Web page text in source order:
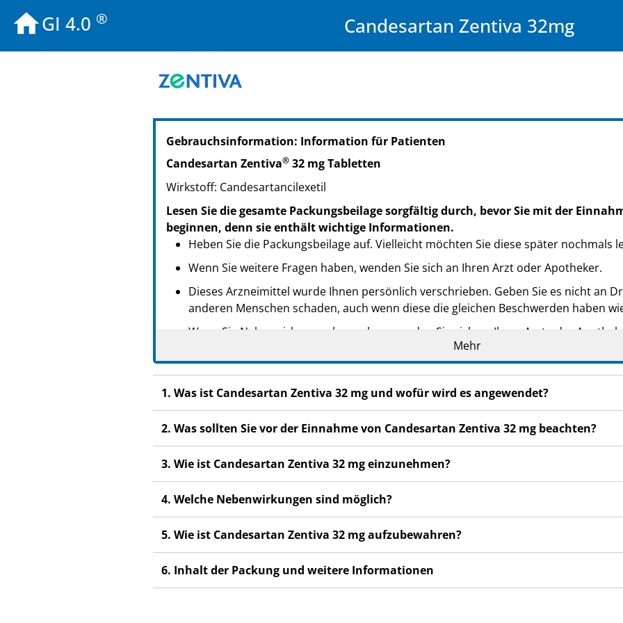
GI 4.0 ® Candesartan Zentiva 32mg
PZN: 09392289
PPN: 110939228969
NTIN: 04150093922898
PPN: 110939229535
NTIN: 04150093922959
PZN: 09392303
PPN: 110939230329
NTIN: 04150093923031
Gebrauchsinformation: Information für Patienten
Candesartan Zentiva® 32 mg Tabletten
Wirkstoff: Candesartancilexetil
Lesen Sie die gesamte Packungsbeilage sorgfältig durch, bevor Sie mit der
beginnen, denn sie enthält wichtige Informationen.
Heben Sie die Packungsbeilage auf. Vielleicht möchten Sie diese später nochmals
Wenn Sie weitere Fragen haben, wenden Sie sich an Ihren Arzt oder Apotheker.
Dieses Arzneimittel wurde Ihnen persönlich verschrieben. Geben Sie es nicht an
anderen Menschen schaden, auch wenn diese die gleichen Beschwerden haben
Wenn Sie Nebenwirkungen bemerken, wenden Sie sich an Ihren Arzt oder
Nebenwirkungen, die nicht in dieser Packungsbeilage angegeben sind. Siehe
Mehr
1. Was ist Candesartan Zentiva 32 mg und wofür wird es angewendet?
2. Was sollten Sie vor der Einnahme von Candesartan Zentiva 32 mg beachten?
3. Wie ist Candesartan Zentiva 32 mg einzunehmen?
4. Welche Nebenwirkungen sind möglich?
5. Wie ist Candesartan Zentiva 32 mg aufzubewahren?
6. Inhalt der Packung und weitere Informationen